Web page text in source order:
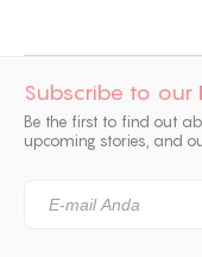
Subscribe to our
Be the first to find out
upcoming stories, and